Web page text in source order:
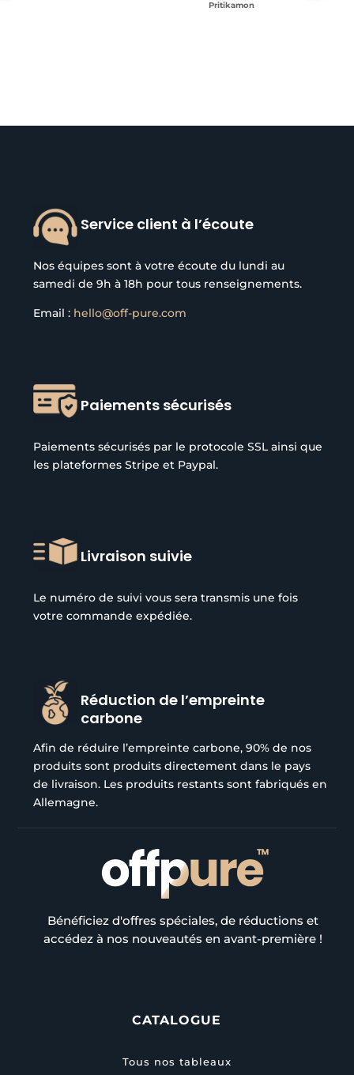
Pritikamon
Service client à l’écoute
Nos équipes sont à votre écoute du lundi au
samedi de 9h à 18h pour tous renseignements.
Email : hello@off-pure.com
Paiements sécurisés
Paiements sécurisés par le protocole SSL ainsi que
les plateformes Stripe et Paypal.
Livraison suivie
Le numéro de suivi vous sera transmis une fois
votre commande expédiée.
Réduction de l’empreinte
carbone
Afin de réduire l’empreinte carbone, 90% de nos
produits sont produits directement dans le pays
de livraison. Les produits restants sont fabriqués en
Allemagne.
Bénéficiez d'offres spéciales, de réductions et
accédez à nos nouveautés en avant-première !
CATALOGUE
Tous nos tableaux